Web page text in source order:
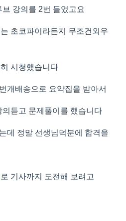
강의를 2번 들었고요
초코파이라든지 무조건외우
시청했습니다
개배송으로 요약집을 받아서
듣고 문제풀이를 했습니다
데 정말 선생님덕분에 합격을
기사까지 도전해 보려고